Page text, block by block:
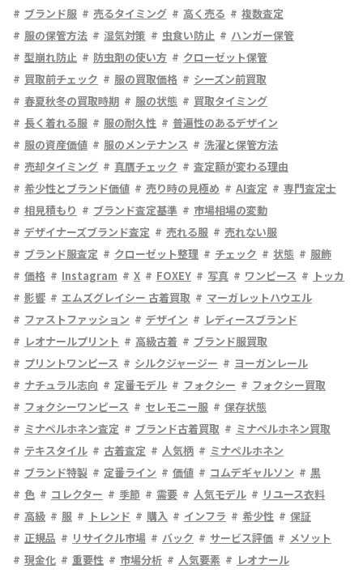
ブランド服
売るタイミング 高く売る
複数査定
服の保管方法
湿気対策 虫食い防止
ハンガー保管
型崩れ防止
防虫剤の使い方
クローゼット保管
買取前チェック
服の買取価格
シーズン前買取
春夏秋冬の買取時期
服の状態
買取タイミング
長く着れる服
服の耐久性
普遍性のあるデザイン
服の資産価値
服のメンテナンス
洗濯と保管方法
売却タイミング
真贋チェック
査定額が変わる理由
希少性とブランド価値
売り時の見極め AI査定
専門査定士
相見積もり
ブランド査定基準
市場相場の変動
デザイナーズブランド査定
売れる服
売れない服
ブランド服査定
クローゼット整理 チェック 状態
服飾
価格
Instagram X FOXEY 写真 ワンピース
トッカ
影響
エムズグレイシー 古着買取
マーガレットハウエル
ファストファッション
デザイン
レディースブランド
レオナールプリント
高級古着
ブランド服買取
プリントワンピース
シルクジャージー
ヨーガンレール
ナチュラル志向
定番モデル フォクシー
フォクシー買取
フォクシーワンピース
セレモニー服
保存状態
ミナペルホネン査定
ブランド古着買取
ミナペルホネン買取
テキスタイル
古着査定 人気柄
ミナペルホネン
ブランド特製
定番ライン 価値 コムデギャルソン
黒
色
コレクター 季節 需要 人気モデル
リユース衣料
高級
服 トレンド 購入 インフラ 希少性
保証
正規品
リサイクル市場 バック サービス評価
メソット
現金化
重要性 市場分析 人気要素
レオナール